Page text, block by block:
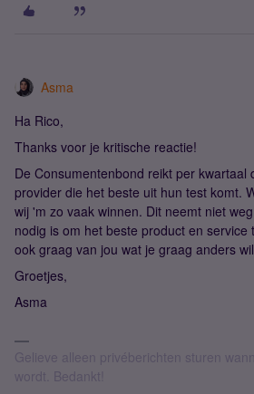
Asma
Ha Rico,
Thanks voor je kritische reactie!
De Consumentenbond reikt per kwartaal
provider die het beste uit hun test komt.
wij 'm zo vaak winnen. Dit neemt niet
nodig is om het beste product en service
ook graag van jou wat je graag anders
Groetjes,
Asma
Gelieve alleen privéberichten sturen
wordt. Bedankt!